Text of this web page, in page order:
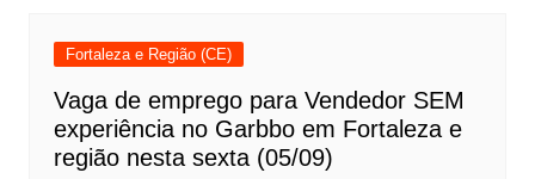
Fortaleza e Região (CE)
Vaga de emprego para Vendedor SEM
experiência no Garbbo em Fortaleza e
região nesta sexta (05/09)